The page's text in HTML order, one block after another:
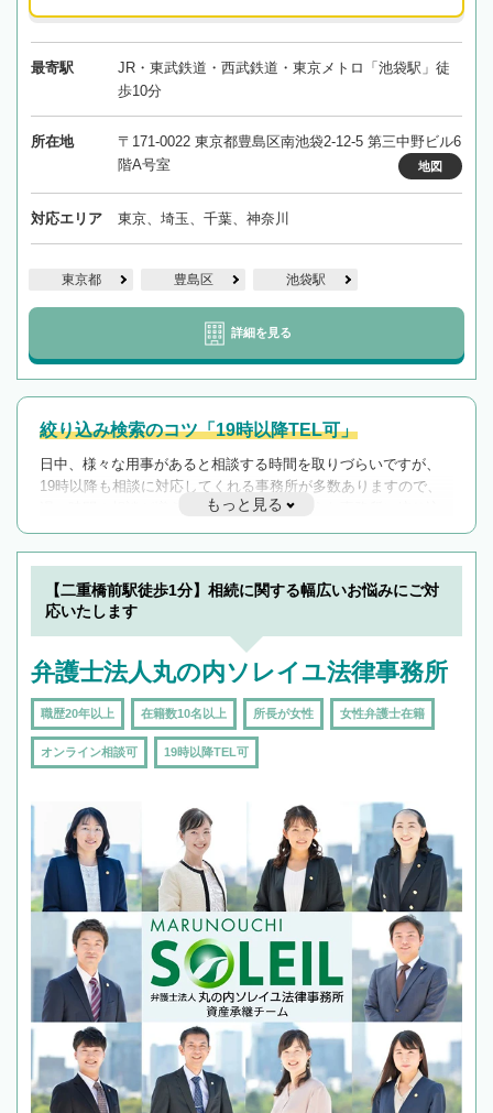
最寄駅
JR・東武鉄道・西武鉄道・東京メトロ「池袋駅」徒
歩10分
所在地
〒171-0022 東京都豊島区南池袋2-12-5 第三中野ビル6
階A号室
地図
対応エリア 東京、埼玉、千葉、神奈川
東京都 豊島区 池袋駅
詳細を見る
絞り込み検索のコツ「19時以降TEL可」
日中、様々な用事があると相談する時間を取りづらいですが、
19時以降も相談に対応してくれる事務所が多数ありますので、
遅い時間の相談が増えそうな場合はそのような事務所に絞り込
んで検索してみましょう。
19時以降TEL可の条件
を加えて再検索
もっと見る
【二重橋前駅徒歩1分】相続に関する幅広いお悩みにご対
応いたします
弁護士法人丸の内ソレイユ法律事務所
職歴20年以上 在籍数10名以上 所長が女性 女性弁護士在籍
オンライン相談可 19時以降TEL可